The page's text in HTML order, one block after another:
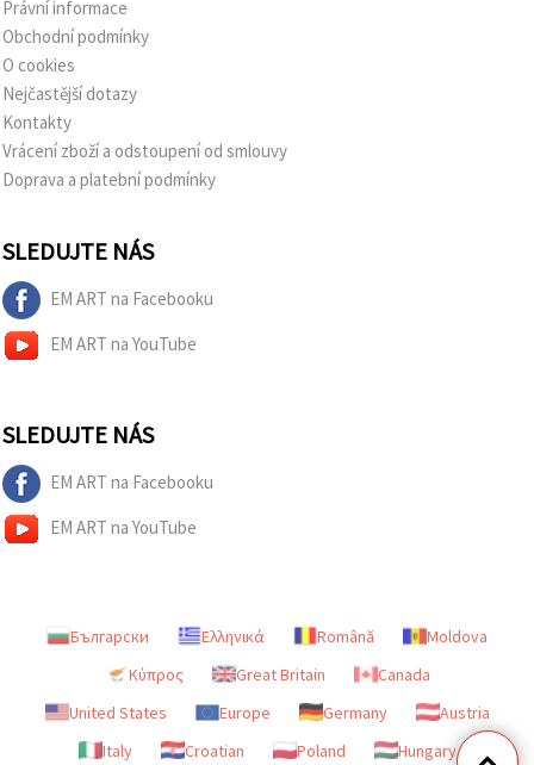
Právní informace
Obchodní podmínky
O cookies
Nejčastější dotazy
Kontakty
Vrácení zboží a odstoupení od smlouvy
Doprava a platební podmínky
SLEDUJTE NÁS
EM ART na Facebooku
EM ART na YouTube
SLEDUJTE NÁS
EM ART na Facebooku
EM ART na YouTube
Български Ελληνικά Română
Moldova
Κύπρος
Great Britain
Canada
United States
Europe Germany
Austria
Italy
Croatian Poland Hungary